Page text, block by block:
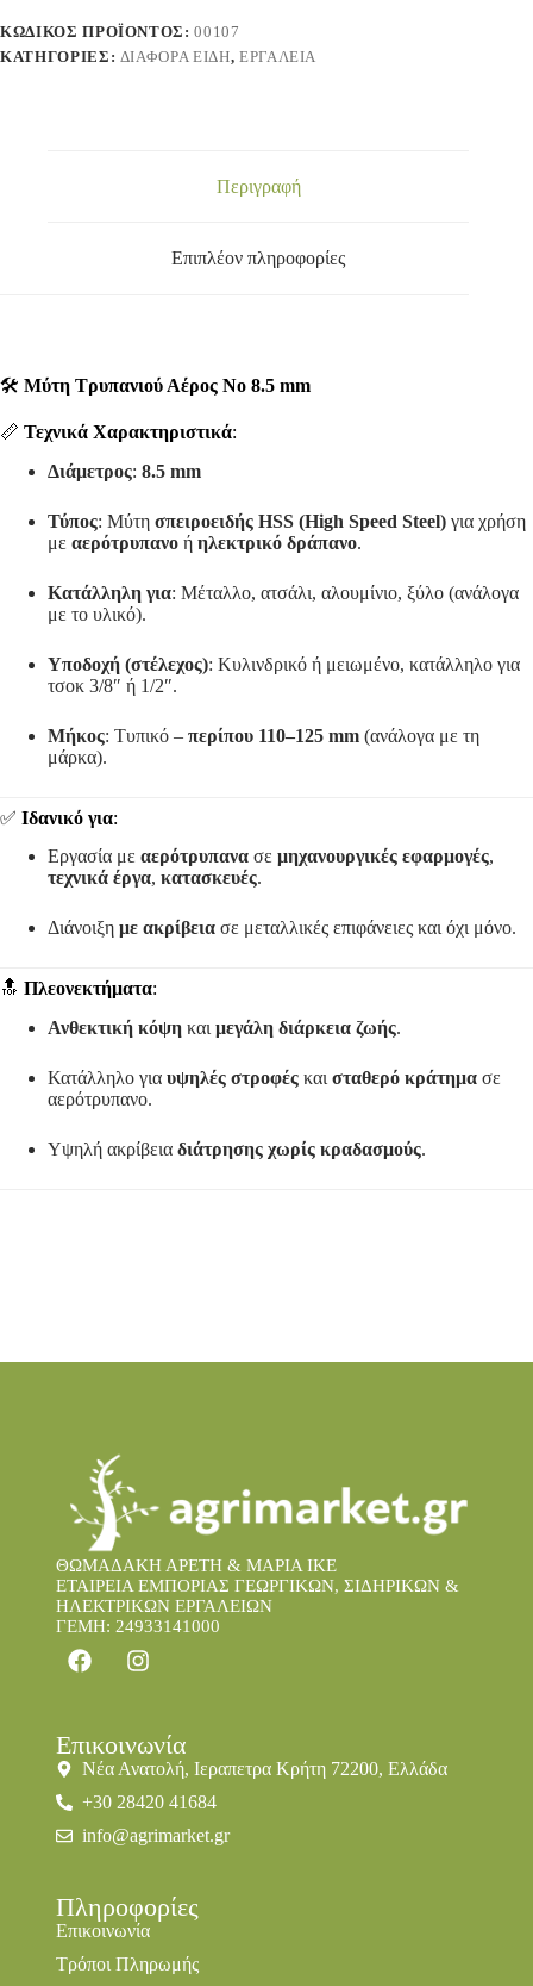
ΚΩΔΙΚΌΣ ΠΡΟΪΌΝΤΟΣ:00107
ΚΑΤΗΓΟΡΊΕΣ: ΔΙΑΦΟΡΑ ΕΙΔΗ, ΕΡΓΑΛΕΙΑ
Περιγραφή
Επιπλέον πληροφορίες
🛠️ Μύτη Τρυπανιού Αέρος Νο 8.5 mm
📏 Τεχνικά Χαρακτηριστικά:
Διάμετρος: 8.5 mm
Τύπος: Μύτη σπειροειδής HSS (High Speed Steel) για χρήση
με αερότρυπανο ή ηλεκτρικό δράπανο.
Κατάλληλη για: Μέταλλο, ατσάλι, αλουμίνιο, ξύλο (ανάλογα
με το υλικό).
Υποδοχή (στέλεχος): Κυλινδρικό ή μειωμένο, κατάλληλο για
τσοκ 3/8″ ή 1/2″.
Μήκος: Τυπικό – περίπου 110–125 mm (ανάλογα με τη
μάρκα).
✅ Ιδανικό για:
Εργασία με αερότρυπανα σε μηχανουργικές εφαρμογές,
τεχνικά έργα, κατασκευές.
Διάνοιξη με ακρίβεια σε μεταλλικές επιφάνειες και όχι μόνο.
🔝 Πλεονεκτήματα:
Ανθεκτική κόψη και μεγάλη διάρκεια ζωής.
Κατάλληλο για υψηλές στροφές και σταθερό κράτημα σε
αερότρυπανο.
Υψηλή ακρίβεια διάτρησης χωρίς κραδασμούς.
ΘΩΜΑΔΑΚΗ ΑΡΕΤΗ & ΜΑΡΙΑ IKE
ΕΤΑΙΡΕΙΑ ΕΜΠΟΡΙΑΣ ΓΕΩΡΓΙΚΩΝ, ΣΙΔΗΡΙΚΩΝ &
ΗΛΕΚΤΡΙΚΩΝ ΕΡΓΑΛΕΙΩΝ
ΓΕΜΗ: 24933141000
Επικοινωνία
Νέα Ανατολή, Ιεραπετρα Κρήτη 72200, Ελλάδα
+30 28420 41684
info@agrimarket.gr
Πληροφορίες
Επικοινωνία
Τρόποι Πληρωμής